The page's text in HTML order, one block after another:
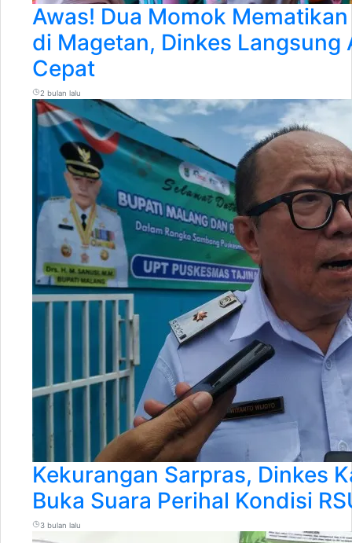
Awas! Dua Momok
di Magetan, Dinkes Langsung
Cepat
2 bulan lalu
Kekurangan Sarpras, Dinkes
Buka Suara Perihal Kondisi
3 bulan lalu